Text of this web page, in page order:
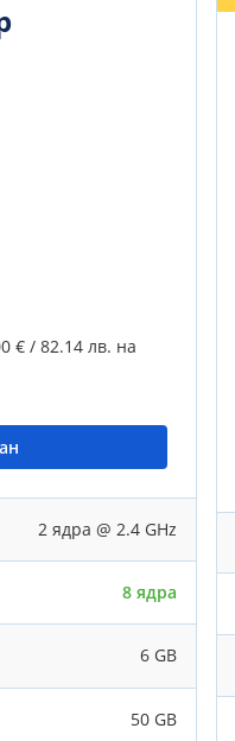
€ / 82.14 лв. на
2 ядра @ 2.4 GHz
8 ядра
6 GB
50 GB